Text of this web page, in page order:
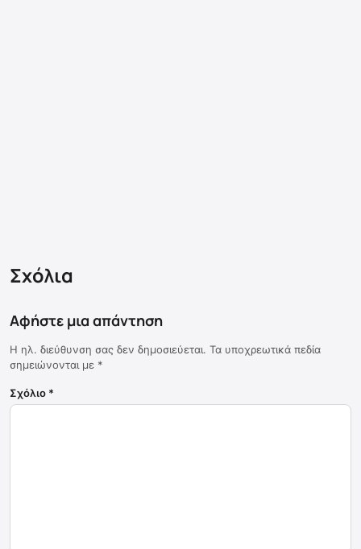
Σχόλια
Αφήστε μια απάντηση
Η ηλ. διεύθυνση σας δεν δημοσιεύεται. Τα υποχρεωτικά πεδία
σημειώνονται με *
Σχόλιο *